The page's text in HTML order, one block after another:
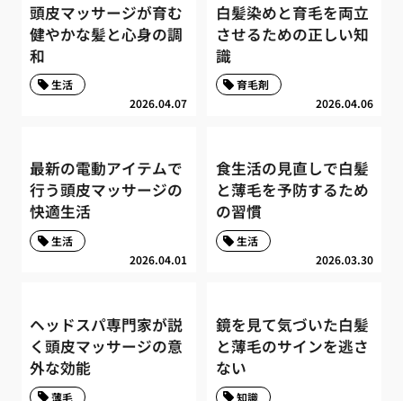
頭皮マッサージが育む
健やかな髪と心身の調
和
2026.04.07
生活
白髪染めと育毛を両立
させるための正しい知
識
2026.04.06
育毛剤
最新の電動アイテムで
行う頭皮マッサージの
快適生活
2026.04.01
生活
食生活の見直しで白髪
と薄毛を予防するため
の習慣
2026.03.30
生活
ヘッドスパ専門家が説
く頭皮マッサージの意
外な効能
薄毛
鏡を見て気づいた白髪
と薄毛のサインを逃さ
ない
知識